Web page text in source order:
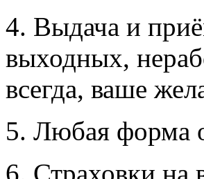
4. Выдача и
выходных,
всегда, ваше
5. Любая форма
6. Страховки на